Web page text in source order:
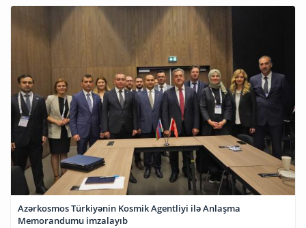
Azərkosmos Türkiyənin Kosmik Agentliyi ilə Anlaşma
Memorandumu imzalayıb